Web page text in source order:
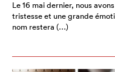
Le 16 mai dernier, nous
tristesse et une grande
nom restera (…)